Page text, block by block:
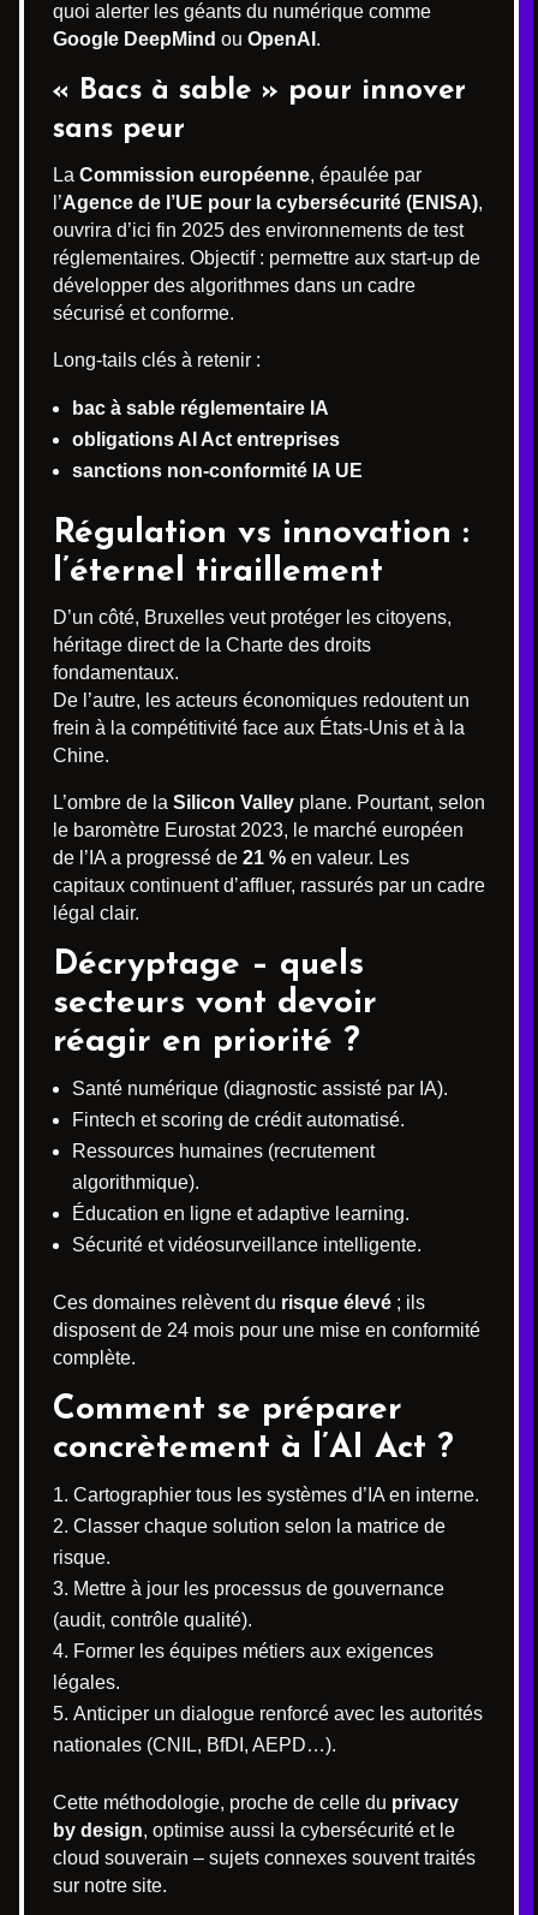
quoi alerter les géants du numérique comme
Google DeepMind ou OpenAI .
« Bacs à sable » pour innover
sans peur
La Commission européenne, épaulée par
l’Agence de l’UE pour la cybersécurité (ENISA),
ouvrira d’ici fin 2025 des environnements de test
réglementaires. Objectif : permettre aux start-up de
développer des algorithmes dans un cadre
sécurisé et conforme.
Long-tails clés à retenir :
bac à sable réglementaire IA
obligations AI Act entreprises
sanctions non-conformité IA UE
Régulation vs innovation :
l’éternel tiraillement
D’un côté, Bruxelles veut protéger les citoyens,
héritage direct de la Charte des droits
fondamentaux.
De l’autre, les acteurs économiques redoutent un
frein à la compétitivité face aux États-Unis et à la
Chine.
L’ombre de la Silicon Valley plane. Pourtant, selon
le baromètre Eurostat 2023, le marché européen
de l’IA a progressé de 21 % en valeur. Les
capitaux continuent d’affluer, rassurés par un cadre
légal clair.
Décryptage – quels
secteurs vont devoir
réagir en priorité ?
Santé numérique (diagnostic assisté par IA).
Fintech et scoring de crédit automatisé.
Ressources humaines (recrutement
algorithmique).
Éducation en ligne et adaptive learning.
Sécurité et vidéosurveillance intelligente.
Ces domaines relèvent du risque élevé ; ils
disposent de 24 mois pour une mise en conformité
complète.
Comment se préparer
concrètement à l’AI Act ?
Cartographier tous les systèmes d’IA en interne.
Classer chaque solution selon la matrice de
risque.
Mettre à jour les processus de gouvernance
(audit, contrôle qualité).
Former les équipes métiers aux exigences
légales.
Anticiper un dialogue renforcé avec les autorités
nationales (CNIL, BfDI, AEPD…).
Cette méthodologie, proche de celle du privacy
by design, optimise aussi la cybersécurité et le
cloud souverain – sujets connexes souvent traités
sur notre site.